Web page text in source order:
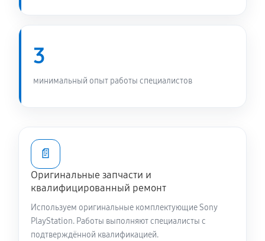
Portal 2
3
минимальный опыт работы специалистов
📄
Оригинальные запчасти и
квалифицированный ремонт
Используем оригинальные комплектующие Sony
PlayStation. Работы выполняют специалисты с
подтверждённой квалификацией.